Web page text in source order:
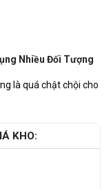
Nhiều Đối Tượng
là quá chật chội cho
KHO: